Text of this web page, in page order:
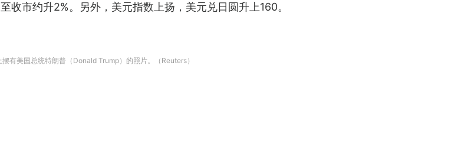
市约升2%。另外，美元指数上扬，美元兑日圆升上160。
有美国总统特朗普（Donald Trump）的照片。（Reuters）